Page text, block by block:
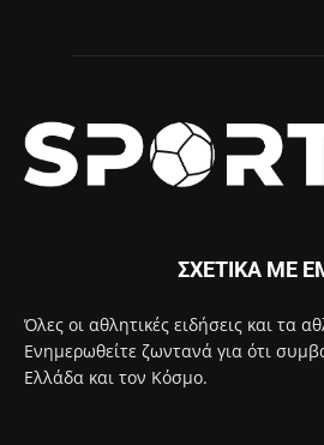
ΣΧΕΤΙΚΑ ΜΕ
Όλες οι αθλητικές ειδήσεις και τα
Ενημερωθείτε ζωντανά για ότι
Ελλάδα και τον Κόσμο.